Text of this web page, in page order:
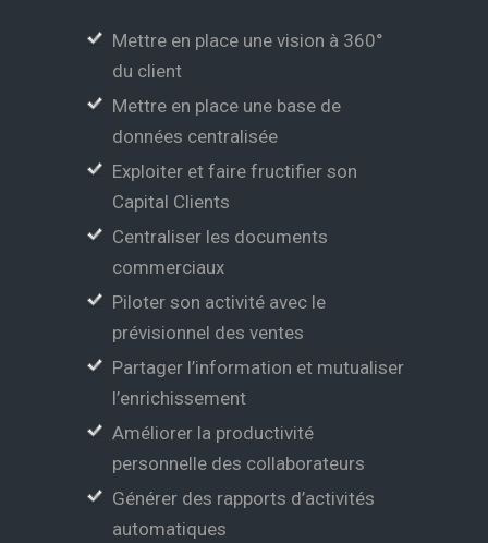
Mettre en place une vision à 360°
du client
Mettre en place une base de
données centralisée
Exploiter et faire fructifier son
Capital Clients
Centraliser les documents
commerciaux
Piloter son activité avec le
prévisionnel des ventes
Partager l’information et mutualiser
l’enrichissement
Améliorer la productivité
personnelle des collaborateurs
Générer des rapports d’activités
automatiques